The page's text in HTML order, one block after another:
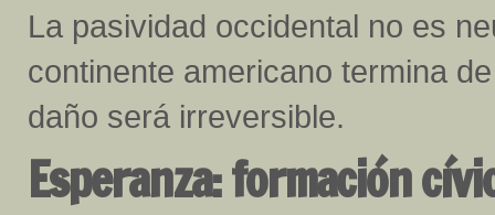
La pasividad occidental no es
continente americano termina
daño será irreversible.
Esperanza: formación